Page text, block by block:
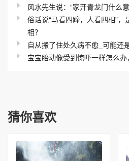
风水先生说：“家开青龙门什么
俗话说“马看四蹄，人看四相”
相？
自从搬了住处久病不愈_可能还
宝宝胎动像受到惊吓一样怎么
猜你喜欢